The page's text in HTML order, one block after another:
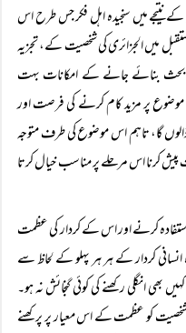
نتیجے میں سنجیدہ اہل فکر جس طرح اس
میں الجزائری کی شخصیت کے، تجزیہ
بنائے جانے کے امکانات بہت
پر مزید کام کرنے کی فرصت اور
ڈالوں گا، تاہم اس موضوع کی طرف متوجہ
کرنا اس مرحلے پر مناسب خیال کرتا
کرنے اور اس کے کردار کی عظمت
کردار کے ہر ہر پہلو کے لحاظ سے
انگلی رکھنے کی کوئی گنجائش نہ ہو۔
کو عظمت کے اس معیار پر پرکھنے